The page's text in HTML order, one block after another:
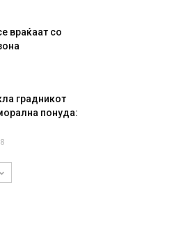
враќаат со
градникот
понуда: